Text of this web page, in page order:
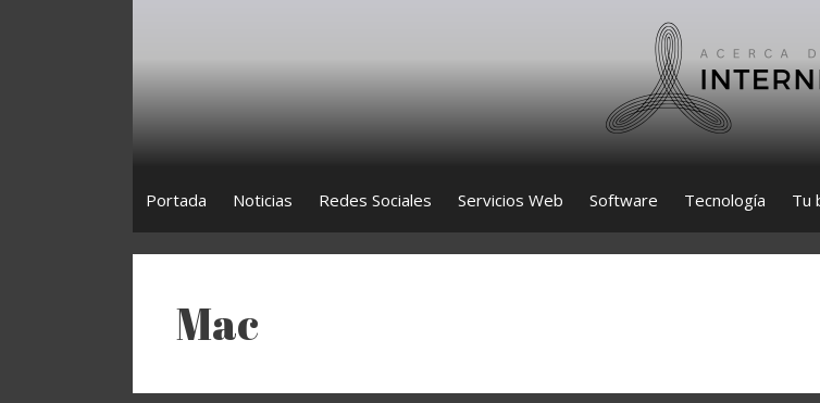
Portada Noticias Redes Sociales Servicios Web Software Tecnología Tu
Mac